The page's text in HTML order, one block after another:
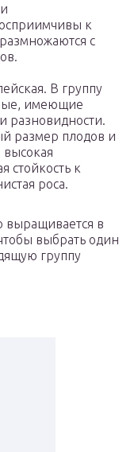
к
с
В группу
имеющие
разновидности.
размер плодов и
стойкость к
роса.
выращивается в
выбрать один
группу